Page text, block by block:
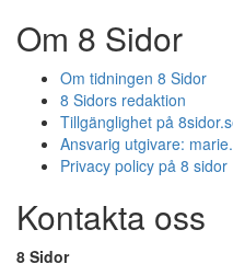
Om 8 Sidor
Om tidningen 8 Sidor
8 Sidors redaktion
Tillgänglighet på
Ansvarig utgivare:
Privacy policy på 8 sidor
Kontakta oss
8 Sidor